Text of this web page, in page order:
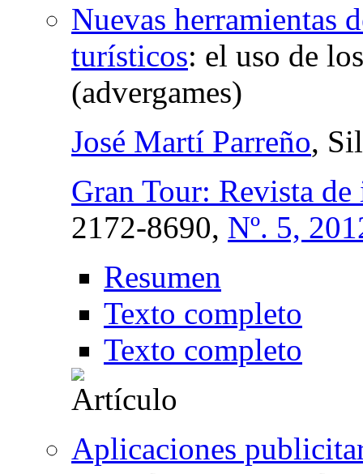
Nuevas herramientas
turísticos: el uso de
(advergames)
José Martí Parreño,
Gran Tour: Revista
2172-8690, Nº. 5,
Resumen
Texto completo
Texto completo
Aplicaciones